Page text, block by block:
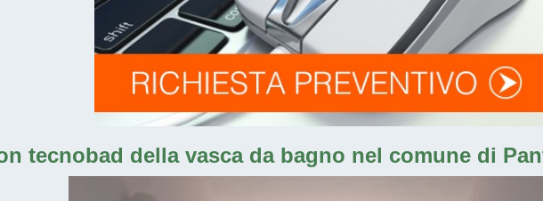
tecnobad della vasca da bagno nel comune di